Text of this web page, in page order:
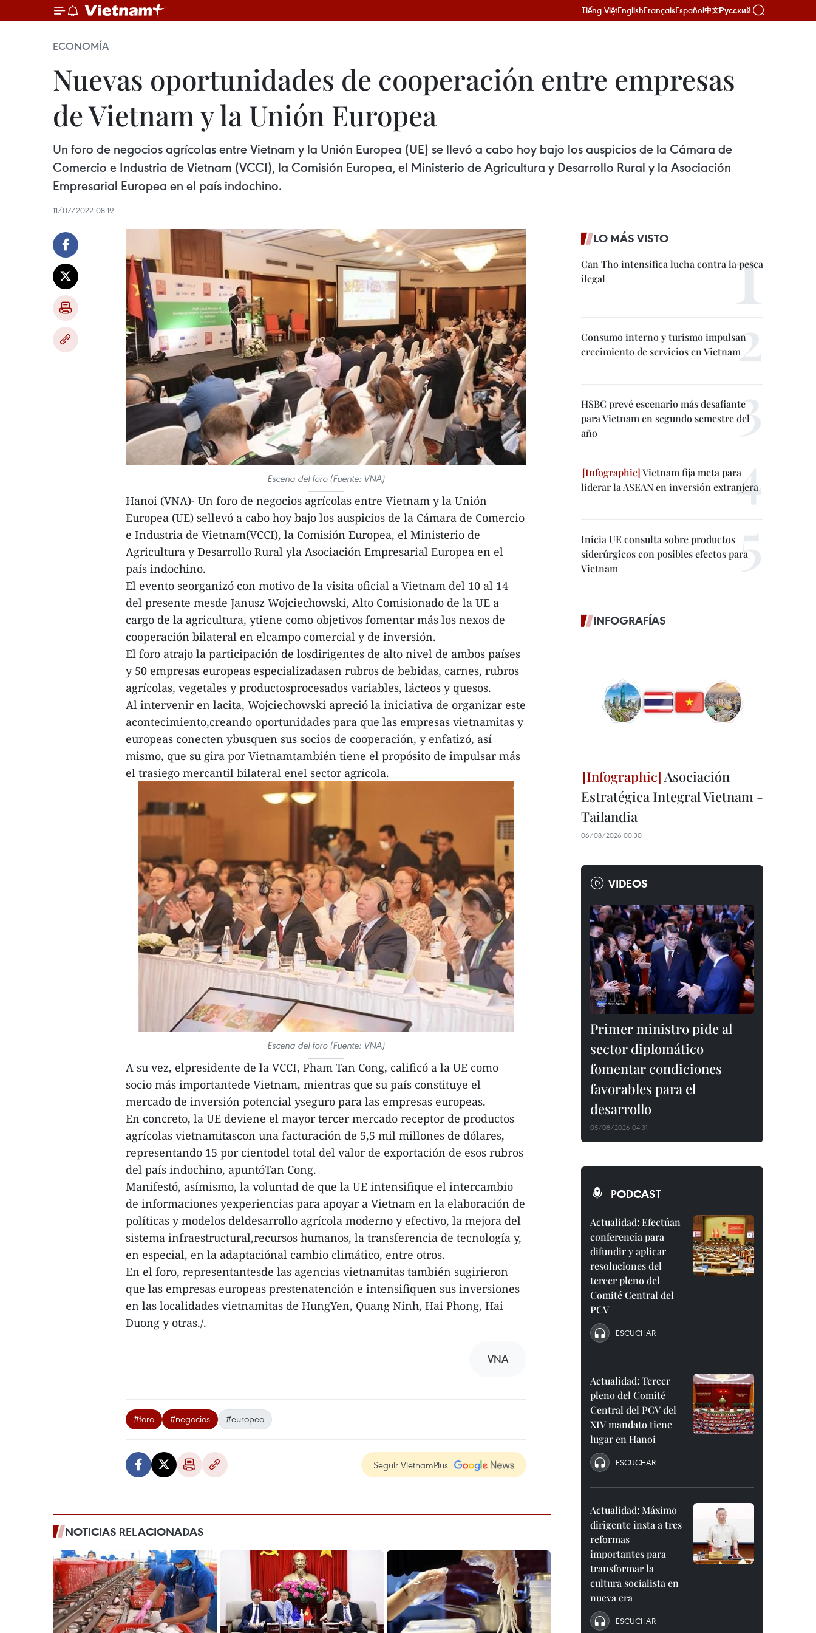
Tiếng ViệtEnglishFrançaisEspañol中文Русский
ECONOMÍA
Nuevas oportunidades de cooperación entre empresas
de Vietnam y la Unión Europea
Un foro de negocios agrícolas entre Vietnam y la Unión Europea (UE) se llevó a cabo hoy bajo los auspicios de la Cámara de
Comercio e Industria de Vietnam (VCCI), la Comisión Europea, el Ministerio de Agricultura y Desarrollo Rural y la Asociación
Empresarial Europea en el país indochino.
11/07/2022 08:19
Escena del foro (Fuente: VNA)
Hanoi (VNA)- Un foro de negocios agrícolas entre Vietnam y la Unión
Europea (UE) sellevó a cabo hoy bajo los auspicios de la Cámara de Comercio
e Industria de Vietnam(VCCI), la Comisión Europea, el Ministerio de
Agricultura y Desarrollo Rural yla Asociación Empresarial Europea en el
país indochino.
El evento seorganizó con motivo de la visita oficial a Vietnam del 10 al 14
del presente mesde Janusz Wojciechowski, Alto Comisionado de la UE a
cargo de la agricultura, ytiene como objetivos fomentar más los nexos de
cooperación bilateral en elcampo comercial y de inversión.
El foro atrajo la participación de losdirigentes de alto nivel de ambos países
y 50 empresas europeas especializadasen rubros de bebidas, carnes, rubros
agrícolas, vegetales y productosprocesados variables, lácteos y quesos.
Al intervenir en lacita, Wojciechowski apreció la iniciativa de organizar este
acontecimiento,creando oportunidades para que las empresas vietnamitas y
europeas conecten ybusquen sus socios de cooperación, y enfatizó, así
mismo, que su gira por Vietnamtambién tiene el propósito de impulsar más
el trasiego mercantil bilateral enel sector agrícola.
Escena del foro (Fuente: VNA)
A su vez, elpresidente de la VCCI, Pham Tan Cong, calificó a la UE como
socio más importantede Vietnam, mientras que su país constituye el
mercado de inversión potencial yseguro para las empresas europeas.
En concreto, la UE deviene el mayor tercer mercado receptor de productos
agrícolas vietnamitascon una facturación de 5,5 mil millones de dólares,
representando 15 por cientodel total del valor de exportación de esos rubros
del país indochino, apuntóTan Cong.
Manifestó, asímismo, la voluntad de que la UE intensifique el intercambio
de informaciones yexperiencias para apoyar a Vietnam en la elaboración de
políticas y modelos deldesarrollo agrícola moderno y efectivo, la mejora del
sistema infraestructural,recursos humanos, la transferencia de tecnología y,
en especial, en la adaptaciónal cambio climático, entre otros.
En el foro, representantesde las agencias vietnamitas también sugirieron
que las empresas europeas prestenatención e intensifiquen sus inversiones
en las localidades vietnamitas de HungYen, Quang Ninh, Hai Phong, Hai
Duong y otras./.
VNA
#foro #negocios #europeo
Seguir VietnamPlus
NOTICIAS RELACIONADAS
LO MÁS VISTO
Can Tho intensifica lucha contra la pesca
ilegal
Consumo interno y turismo impulsan
crecimiento de servicios en Vietnam
HSBC prevé escenario más desafiante
para Vietnam en segundo semestre del
año
Vietnam fija meta para
liderar la ASEAN en inversión extranjera
Inicia UE consulta sobre productos
siderúrgicos con posibles efectos para
Vietnam
INFOGRAFÍAS
Asociación
Estratégica Integral Vietnam -
Tailandia
06/08/2026 00:30
VIDEOS
Primer ministro pide al
sector diplomático
fomentar condiciones
favorables para el
desarrollo
05/08/2026 04:31
PODCAST
Actualidad: Efectúan
conferencia para
difundir y aplicar
resoluciones del
tercer pleno del
Comité Central del
PCV
ESCUCHAR
Actualidad: Tercer
pleno del Comité
Central del PCV del
XIV mandato tiene
lugar en Hanoi
ESCUCHAR
Actualidad: Máximo
dirigente insta a tres
reformas
importantes para
transformar la
cultura socialista en
nueva era
ESCUCHAR